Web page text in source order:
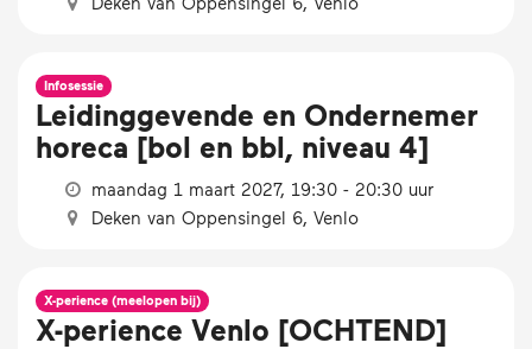
Infosessie
Leidinggevende en Ondernemer
horeca [bol en bbl, niveau 4]
maandag 1 maart 2027, 19:30 - 20:30 uur
Deken van Oppensingel 6, Venlo
X-perience (meelopen bij)
X-perience Venlo [OCHTEND]